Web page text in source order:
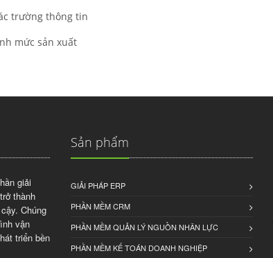
trường thông tin
mức sản xuất
giải
thành
Chúng
vận
triển bền
Sản phẩm
GIẢI PHÁP ERP
PHẦN MỀM CRM
PHẦN MỀM QUẢN LÝ NGUỒN NHÂN LỰC
PHẦN MỀM KẾ TOÁN DOANH NGHIỆP